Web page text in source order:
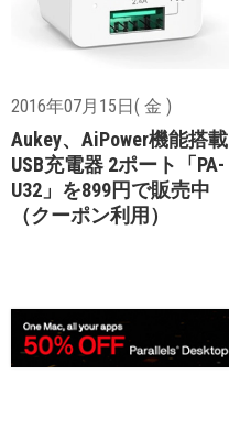
2016年07月15日( 金 )
Aukey、AiPower機能搭載
USB充電器 2ポート「PA-
U32」を899円で販売中
（クーポン利用）